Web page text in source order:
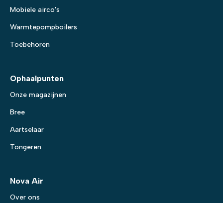
Mobiele airco's
Warmtepompboilers
Toebehoren
Ophaalpunten
Onze magazijnen
Bree
Aartselaar
Tongeren
Nova Air
Over ons